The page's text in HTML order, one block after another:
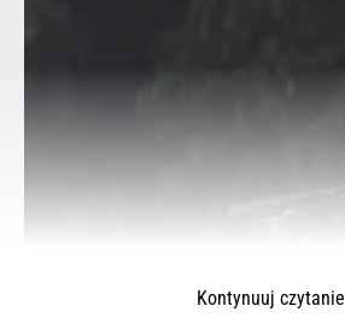
Kontynuuj czytanie